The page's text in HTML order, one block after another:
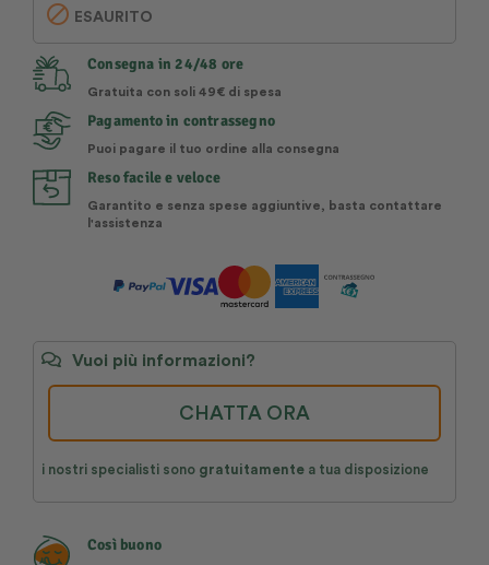
 ESAURITO
Consegna in 24/48 ore
Gratuita con soli 49€ di spesa
Pagamento in contrassegno
Puoi pagare il tuo ordine alla consegna
Reso facile e veloce
Garantito e senza spese aggiuntive, basta contattare
l'assistenza
Vuoi più informazioni?
CHATTA ORA
i nostri specialisti sono gratuitamente a tua disposizione
Così buono